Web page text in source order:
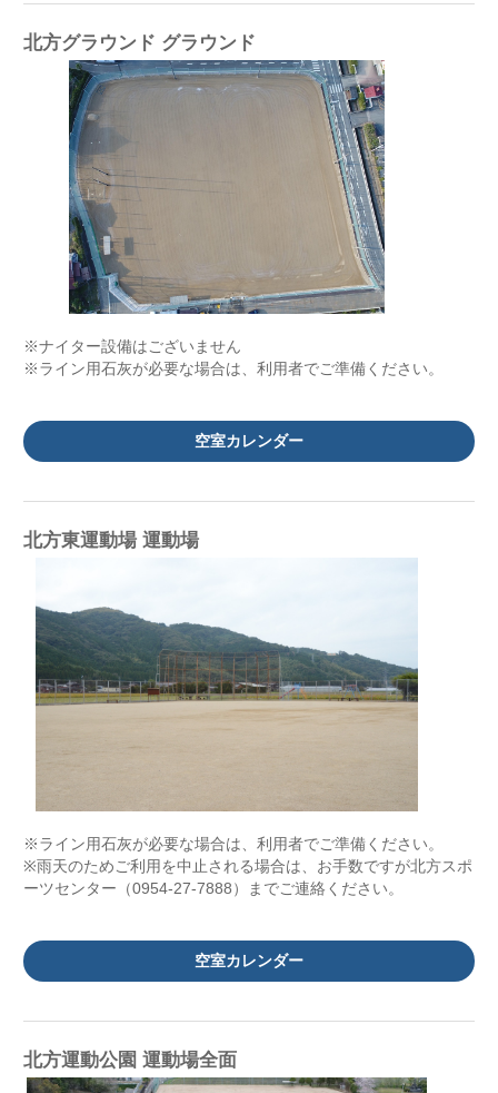
北方グラウンド グラウンド
※ナイター設備はございません
※ライン用石灰が必要な場合は、利用者でご準備ください。
空室カレンダー
北方東運動場 運動場
※ライン用石灰が必要な場合は、利用者でご準備ください。
※雨天のためご利用を中止される場合は、お手数ですが北方スポ
ーツセンター（0954-27-7888）までご連絡ください。
空室カレンダー
北方運動公園 運動場全面